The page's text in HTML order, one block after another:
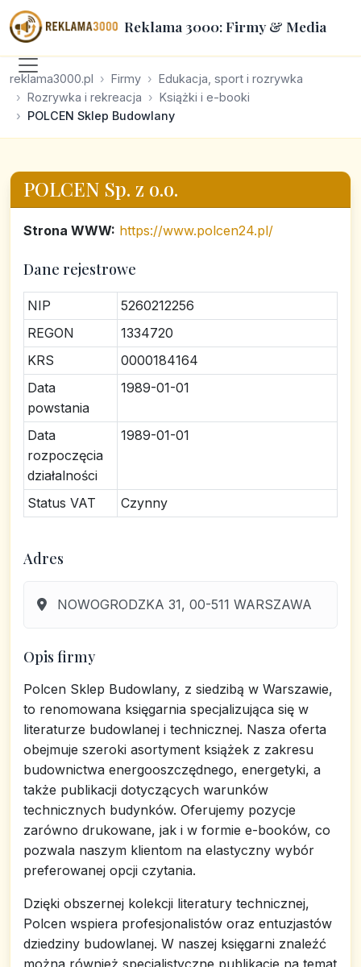
Reklama 3000: Firmy & Media
reklama3000.pl Firmy
Edukacja, sport i rozrywka
Rozrywka i rekreacja
Książki i e-booki
POLCEN Sklep Budowlany
POLCEN Sp. z o.o.
Strona WWW: https://www.polcen24.pl/
Dane rejestrowe
NIP
5260212256
REGON
1334720
KRS
0000184164
Data
powstania
1989-01-01
Data
rozpoczęcia
działalności
1989-01-01
Status VAT Czynny
Adres
NOWOGRODZKA 31, 00-511 WARSZAWA
Opis firmy
Polcen Sklep Budowlany, z siedzibą w Warszawie,
to renomowana księgarnia specjalizująca się w
literaturze budowlanej i technicznej. Nasza oferta
obejmuje szeroki asortyment książek z zakresu
budownictwa energooszczędnego, energetyki, a
także publikacji dotyczących warunków
technicznych budynków. Oferujemy pozycje
zarówno drukowane, jak i w formie e-booków, co
pozwala naszym klientom na elastyczny wybór
preferowanej opcji czytania.
Dzięki obszernej kolekcji literatury technicznej,
Polcen wspiera profesjonalistów oraz entuzjastów
dziedziny budowlanej. W naszej księgarni znaleźć
można również specjalistyczne publikacje na temat